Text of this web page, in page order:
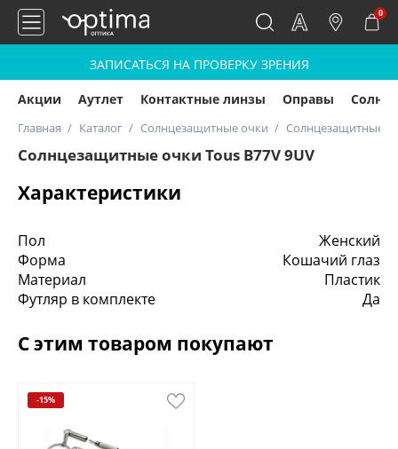
0
ЗАПИСАТЬСЯ НА ПРОВЕРКУ ЗРЕНИЯ
Акции Аутлет Контактные линзы Оправы
Главная Каталог Солнцезащитные очки Солнцезащитные
Солнцезащитные очки Tous B77V 9UV
Характеристики
Пол
Женский
Форма
Кошачий глаз
Материал
Пластик
Футляр в комплекте
Да
С этим товаром покупают
-15%